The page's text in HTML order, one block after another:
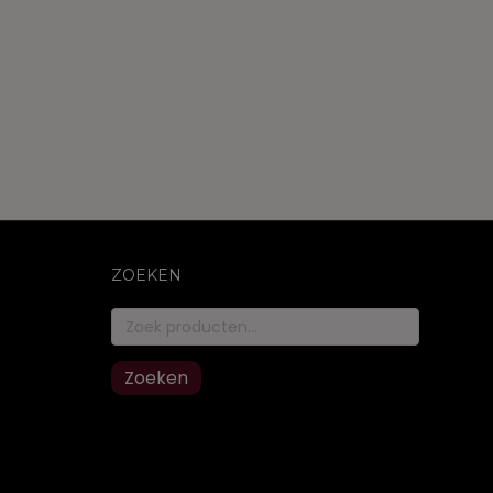
ZOEKEN
Zoeken
naar:
Zoeken